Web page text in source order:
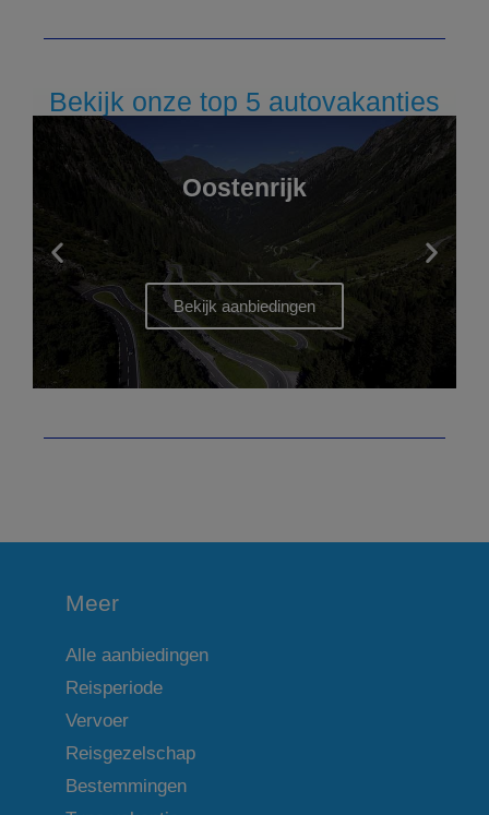
Bekijk onze top 5 autovakanties
Meer
Alle aanbiedingen
Reisperiode
Vervoer
Reisgezelschap
Bestemmingen